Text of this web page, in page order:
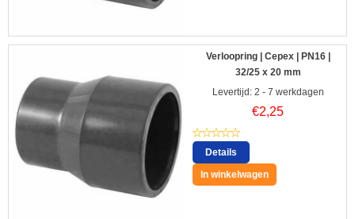
Verloopring | Cepex | PN16 |
32/25 x 20 mm
Levertijd: 2 - 7 werkdagen
€2,25
Details
In winkelwagen